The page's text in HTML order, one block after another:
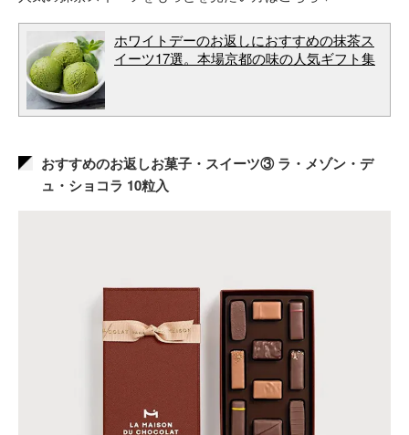
ホワイトデーのお返しにおすすめの抹茶ス
イーツ17選。本場京都の味の人気ギフト集
おすすめのお返しお菓子・スイーツ③ ラ・メゾン・デ
ュ・ショコラ 10粒入